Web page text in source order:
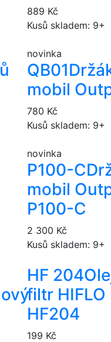
889 Kč
Kusů skladem: 9+
novinka
QB01
mobil
780 Kč
Kusů skladem: 9+
novinka
P100-C
mobil
P100-C
2 300 Kč
Kusů skladem: 9+
HF 204
filtr HIFLO
HF204
199 Kč